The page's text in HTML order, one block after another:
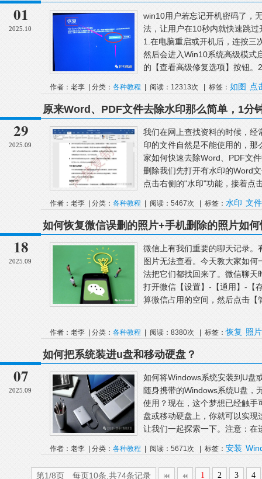
01
2025.10
win10用户若忘记开机密码了，
法，让用户在10秒内就快速跳
1.在电脑重启或开机后，连按三
然后会进入Win10系统高级模式
的【查看高级修复选项】按钮。
作者：老李 | 分类： 各种教程 | 阅读：12313次 | 标签： 如图 点
29
2025.09
原来Word、PDF文件去除水印那么简单，1分
我们在网上查找资料的时候，
印的文件自然是不能使用的，
家如何快速去除Word、PDF文
删除我们先打开有水印的Word
点击右侧的"水印"功能，接着点
作者：老李 | 分类： 各种教程 | 阅读：5467次 | 标签： 水印 文件
18
2025.09
如何恢复微信误删的照片+手机删除的照片如
微信上有我们重要的聊天记录
图片无法查看。今天教大家如
法把它们都找回来了。微信聊
打开微信【设置】-【通用】-【
算微信占用的空间，然后点击
作者：老李 | 分类： 各种教程 | 阅读：8380次 | 标签：恢复 照片
07
2025.09
如何把系统装进u盘和移动硬盘？
如何将Windows系统安装到U盘
随身携带的Windows系统U盘，
使用？现在，这个梦想已经触
盘或移动硬盘上，你就可以实
让我们一起探索一下。注意：在
作者：老李 | 分类： 各种教程 | 阅读：5671次 | 标签： 安装
第1/8页 每页10条,共74条记录
1 2 3 4